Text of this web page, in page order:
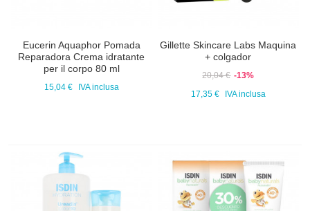
Eucerin Aquaphor Pomada
Reparadora Crema idratante
per il corpo 80 ml
15,04 € IVA inclusa
Gillette Skincare Labs Maquina
+ colgador
20,04 € -13%
17,35 €
IVA inclusa